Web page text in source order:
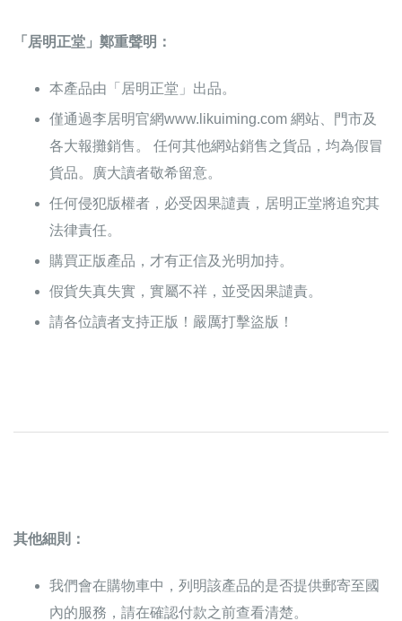
「居明正堂」鄭重聲明：
本產品由「居明正堂」出品。
僅通過李居明官網www.likuiming.com 網站、門市及
各大報攤銷售。 任何其他網站銷售之貨品，均為假冒
貨品。廣大讀者敬希留意。
任何侵犯版權者，必受因果譴責，居明正堂將追究其
法律責任。
購買正版產品，才有正信及光明加持。
假貨失真失實，實屬不祥，並受因果譴責。
請各位讀者支持正版！嚴厲打擊盜版！
其他細則：
我們會在購物車中，列明該產品的是否提供郵寄至國
內的服務，請在確認付款之前查看清楚。